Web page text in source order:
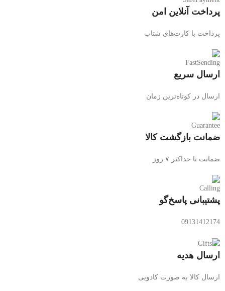
پرداخت آنلاین امن
پرداخت با کارت‌های شتاب
ارسال سریع
ارسال در کوتاه‌ترین زمان
ضمانت بازگشت کالا
ضمانت تا حداکثر ۷ روز
پشتیبانی پاسخ‌گو
09131412174
ارسال هدیه
ارسال کالا به صورت کادویی